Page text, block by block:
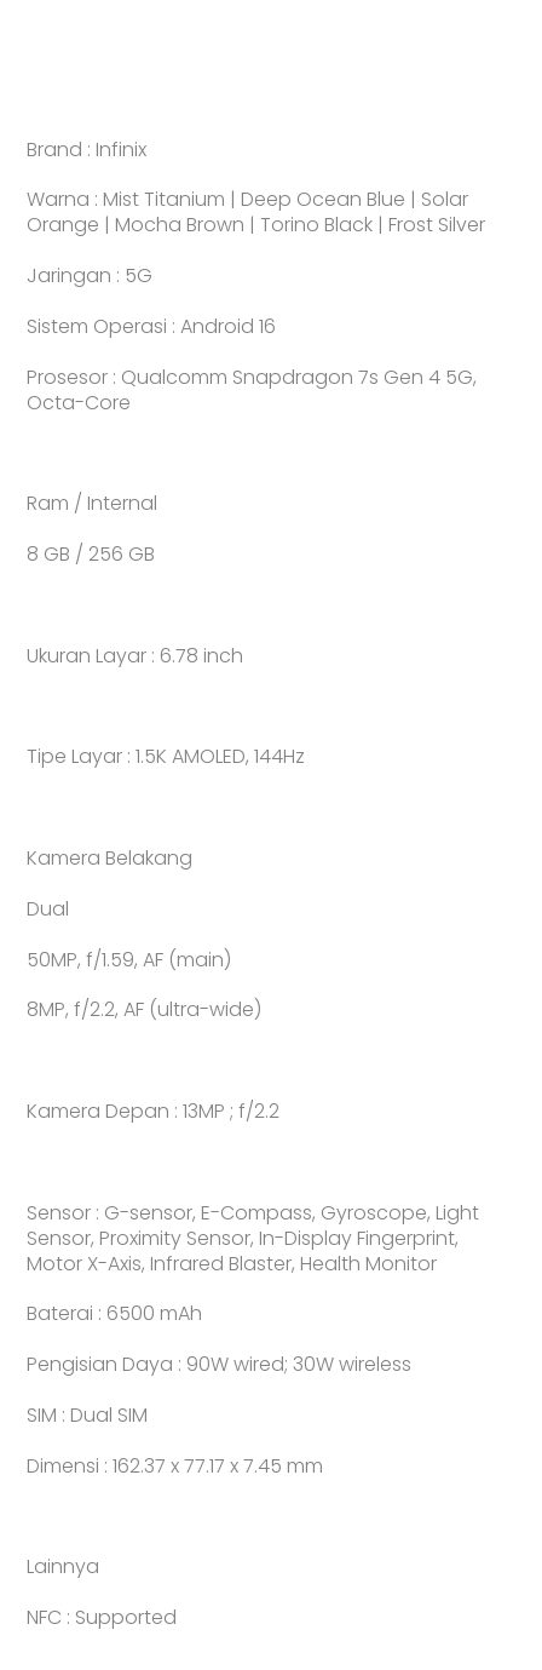
Brand : Infinix
Warna : Mist Titanium | Deep Ocean Blue | Solar
Orange | Mocha Brown | Torino Black | Frost Silver
Jaringan : 5G
Sistem Operasi : Android 16
Prosesor : Qualcomm Snapdragon 7s Gen 4 5G,
Octa-Core
Ram / Internal
8 GB / 256 GB
Ukuran Layar : 6.78 inch
Tipe Layar : 1.5K AMOLED, 144Hz
Kamera Belakang
Dual
50MP, f/1.59, AF (main)
8MP, f/2.2, AF (ultra-wide)
Kamera Depan : 13MP ; f/2.2
Sensor : G-sensor, E-Compass, Gyroscope, Light
Sensor, Proximity Sensor, In-Display Fingerprint,
Motor X-Axis, Infrared Blaster, Health Monitor
Baterai : 6500 mAh
Pengisian Daya : 90W wired; 30W wireless
SIM : Dual SIM
Dimensi : 162.37 x 77.17 x 7.45 mm
Lainnya
NFC : Supported